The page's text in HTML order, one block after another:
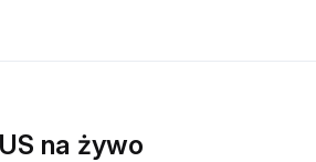
na żywo